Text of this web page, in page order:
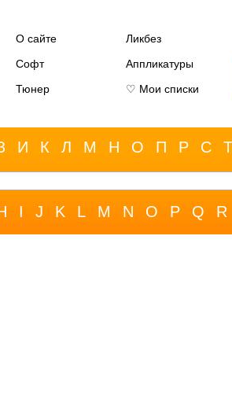
О сайте
Ликбез
Софт
Аппликатуры
Тюнер
♡ Мои списки
И К Л М Н О П Р С Т
I J K L M N O P Q R